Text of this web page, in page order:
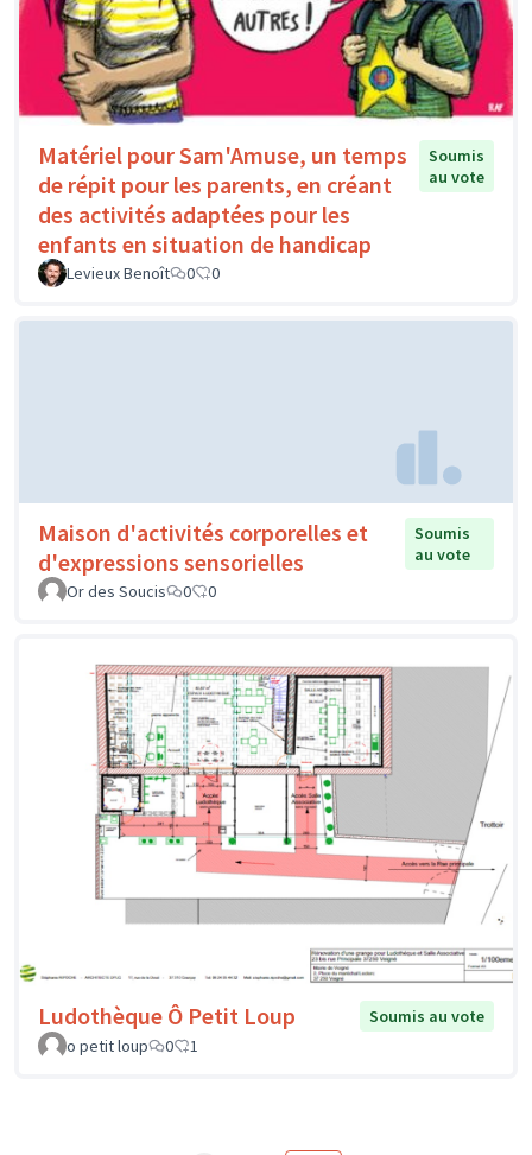
Matériel pour Sam'Amuse, un temps
de répit pour les parents, en créant
des activités adaptées pour les
enfants en situation de handicap
Soumis
au vote
Levieux Benoît 0 0
Maison d'activités corporelles et
d'expressions sensorielles
Soumis
au vote
Or des Soucis
0 0
Ludothèque Ô Petit Loup
Soumis au vote
o petit loup
0 1